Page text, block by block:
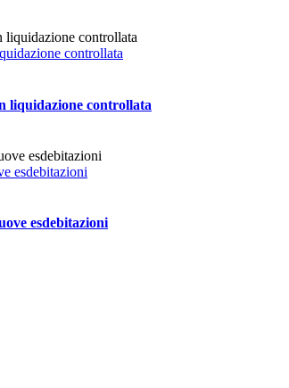
controllata
liquidazione controllata
esdebitazioni
esdebitazioni